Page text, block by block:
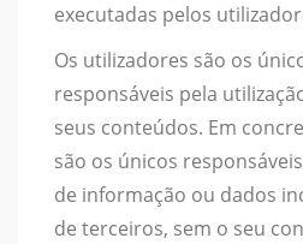
executadas pelos
Os utilizadores são os
responsáveis pela
seus conteúdos. Em
são os únicos
de informação ou dados
de terceiros, sem o seu